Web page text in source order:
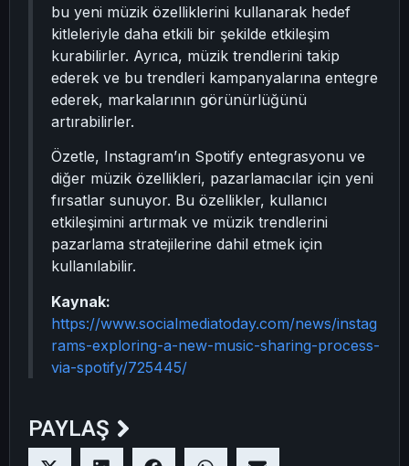
bu yeni müzik özelliklerini kullanarak hedef
kitleleriyle daha etkili bir şekilde etkileşim
kurabilirler. Ayrıca, müzik trendlerini takip
ederek ve bu trendleri kampanyalarına entegre
ederek, markalarının görünürlüğünü
artırabilirler.
Özetle, Instagram’ın Spotify entegrasyonu ve
diğer müzik özellikleri, pazarlamacılar için yeni
fırsatlar sunuyor. Bu özellikler, kullanıcı
etkileşimini artırmak ve müzik trendlerini
pazarlama stratejilerine dahil etmek için
kullanılabilir.
Kaynak:
https://www.socialmediatoday.com/news/instag
rams-exploring-a-new-music-sharing-process-
via-spotify/725445/
PAYLAŞ